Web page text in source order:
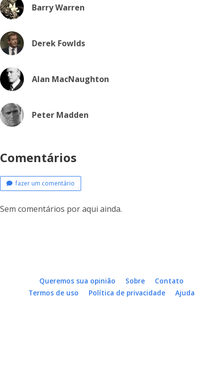
Barry Warren
Derek Fowlds
Alan MacNaughton
Peter Madden
Comentários
fazer um comentário
Sem comentários por aqui ainda.
Queremos sua opinião Sobre
Contato
Termos de uso
Política de privacidade Ajuda